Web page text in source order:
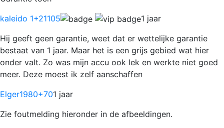
kaleido 1+21105
1 jaar
Hij geeft geen garantie, weet dat er wettelijke garantie
bestaat van 1 jaar. Maar het is een grijs gebied wat hier
onder valt. Zo was mijn accu ook lek en werkte niet goed
meer. Deze moest ik zelf aanschaffen
Elger1980+701 jaar
Zie foutmelding hieronder in de afbeeldingen.